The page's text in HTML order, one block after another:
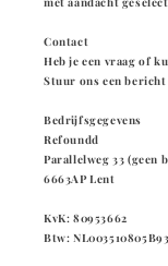
Contact
Heb je een vraag of
Stuur ons een
Bedrijfsgegevens
Refoundd
Parallelweg 33 (geen
6663AP Lent
KvK: 80953662
Btw: NL003510805B93